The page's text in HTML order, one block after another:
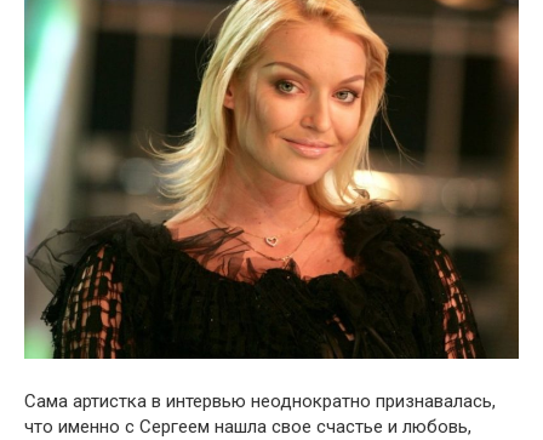
Сама артистка в интервью неоднократно признавалась,
что именно с Сергеем нашла свое счастье и любовь,